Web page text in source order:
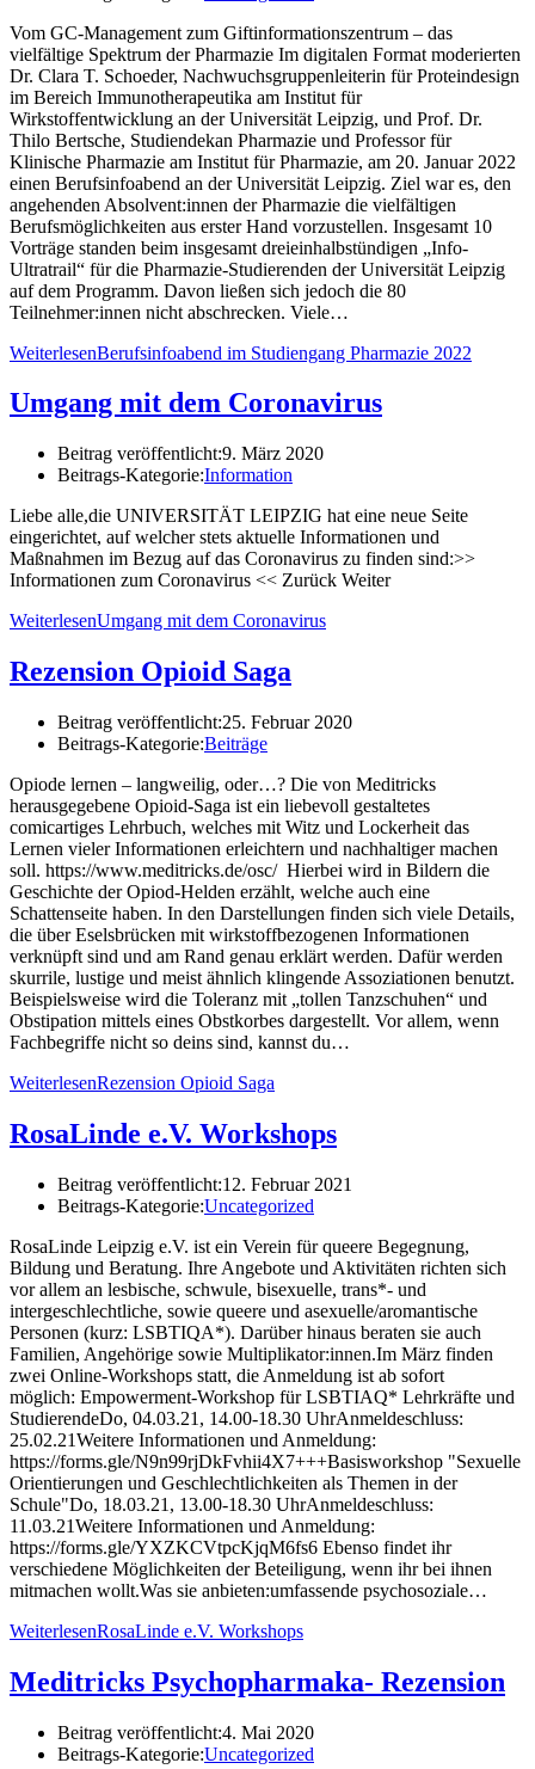
Vom GC-Management zum Giftinformationszentrum – das
vielfältige Spektrum der Pharmazie Im digitalen Format moderierten
Dr. Clara T. Schoeder, Nachwuchsgruppenleiterin für Proteindesign
im Bereich Immunotherapeutika am Institut für
Wirkstoffentwicklung an der Universität Leipzig, und Prof. Dr.
Thilo Bertsche, Studiendekan Pharmazie und Professor für
Klinische Pharmazie am Institut für Pharmazie, am 20. Januar 2022
einen Berufsinfoabend an der Universität Leipzig. Ziel war es, den
angehenden Absolvent:innen der Pharmazie die vielfältigen
Berufsmöglichkeiten aus erster Hand vorzustellen. Insgesamt 10
Vorträge standen beim insgesamt dreieinhalbstündigen „Info-
Ultratrail“ für die Pharmazie-Studierenden der Universität Leipzig
auf dem Programm. Davon ließen sich jedoch die 80
Teilnehmer:innen nicht abschrecken. Viele…
WeiterlesenBerufsinfoabend im Studiengang Pharmazie 2022
Umgang mit dem Coronavirus
Beitrag veröffentlicht:9. März 2020
Beitrags-Kategorie:Information
Liebe alle,die UNIVERSITÄT LEIPZIG hat eine neue Seite
eingerichtet, auf welcher stets aktuelle Informationen und
Maßnahmen im Bezug auf das Coronavirus zu finden sind:>>
Informationen zum Coronavirus << Zurück Weiter
WeiterlesenUmgang mit dem Coronavirus
Rezension Opioid Saga
Beitrag veröffentlicht:25. Februar 2020
Beitrags-Kategorie:Beiträge
Opiode lernen – langweilig, oder…? Die von Meditricks
herausgegebene Opioid-Saga ist ein liebevoll gestaltetes
comicartiges Lehrbuch, welches mit Witz und Lockerheit das
Lernen vieler Informationen erleichtern und nachhaltiger machen
soll. https://www.meditricks.de/osc/ Hierbei wird in Bildern die
Geschichte der Opiod-Helden erzählt, welche auch eine
Schattenseite haben. In den Darstellungen finden sich viele Details,
die über Eselsbrücken mit wirkstoffbezogenen Informationen
verknüpft sind und am Rand genau erklärt werden. Dafür werden
skurrile, lustige und meist ähnlich klingende Assoziationen benutzt.
Beispielsweise wird die Toleranz mit „tollen Tanzschuhen“ und
Obstipation mittels eines Obstkorbes dargestellt. Vor allem, wenn
Fachbegriffe nicht so deins sind, kannst du…
WeiterlesenRezension Opioid Saga
RosaLinde e.V. Workshops
Beitrag veröffentlicht:12. Februar 2021
Beitrags-Kategorie:Uncategorized
RosaLinde Leipzig e.V. ist ein Verein für queere Begegnung,
Bildung und Beratung. Ihre Angebote und Aktivitäten richten sich
vor allem an lesbische, schwule, bisexuelle, trans*- und
intergeschlechtliche, sowie queere und asexuelle/aromantische
Personen (kurz: LSBTIQA*). Darüber hinaus beraten sie auch
Familien, Angehörige sowie Multiplikator:innen.Im März finden
zwei Online-Workshops statt, die Anmeldung ist ab sofort
möglich: Empowerment-Workshop für LSBTIAQ* Lehrkräfte und
StudierendeDo, 04.03.21, 14.00-18.30 UhrAnmeldeschluss:
25.02.21Weitere Informationen und Anmeldung:
https://forms.gle/N9n99rjDkFvhii4X7+++Basisworkshop "Sexuelle
Orientierungen und Geschlechtlichkeiten als Themen in der
Schule"Do, 18.03.21, 13.00-18.30 UhrAnmeldeschluss:
11.03.21Weitere Informationen und Anmeldung:
https://forms.gle/YXZKCVtpcKjqM6fs6 Ebenso findet ihr
verschiedene Möglichkeiten der Beteiligung, wenn ihr bei ihnen
mitmachen wollt.Was sie anbieten:umfassende psychosoziale…
WeiterlesenRosaLinde e.V. Workshops
Meditricks Psychopharmaka- Rezension
Beitrag veröffentlicht:4. Mai 2020
Beitrags-Kategorie:Uncategorized